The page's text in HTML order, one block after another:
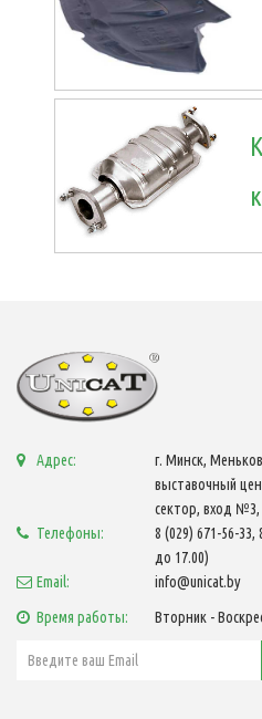
Адрес:
г. Минск,
выставочный
сектор, вход
Телефоны:
8 (029) 671-56-
до 17.00)
Email:
info@unicat.by
Время работы:
Вторник -